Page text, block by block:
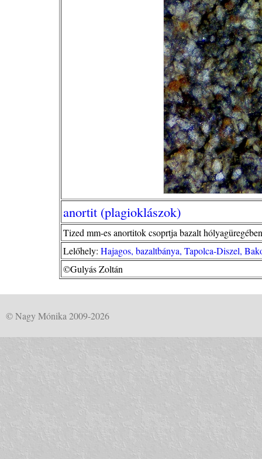
anortit (plagioklászok)
Tized mm-es anortitok csoprtja bazalt
Lelőhely: Hajagos, bazaltbánya, Tapolca-Diszel,
©Gulyás Zoltán
© Nagy Mónika 2009-2026